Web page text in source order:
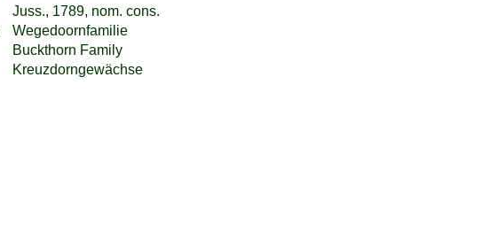
Juss., 1789, nom. cons.
Wegedoornfamilie
Buckthorn Family
Kreuzdorngewächse